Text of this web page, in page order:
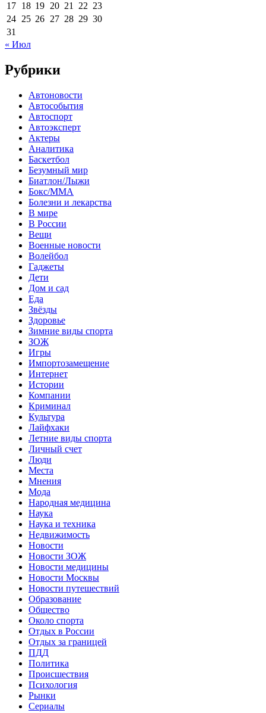
17 18 19 20 21 22 23
24 25 26 27 28 29 30
31
« Июл
Рубрики
Автоновости
Автособытия
Автоспорт
Автоэксперт
Актеры
Аналитика
Баскетбол
Безумный мир
Биатлон/Лыжи
Бокс/MMA
Болезни и лекарства
В мире
В России
Вещи
Военные новости
Волейбол
Гаджеты
Дети
Дом и сад
Еда
Звёзды
Здоровье
Зимние виды спорта
ЗОЖ
Игры
Импортозамещение
Интернет
Истории
Компании
Криминал
Культура
Лайфхаки
Летние виды спорта
Личный счет
Люди
Места
Мнения
Мода
Народная медицина
Наука
Наука и техника
Недвижимость
Новости
Новости ЗОЖ
Новости медицины
Новости Москвы
Новости путешествий
Образование
Общество
Около спорта
Отдых в России
Отдых за границей
ПДД
Политика
Происшествия
Психология
Рынки
Сериалы